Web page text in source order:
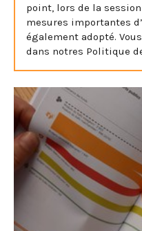
point, lors de la
mesures importantes
également adopté.
dans notres Politique